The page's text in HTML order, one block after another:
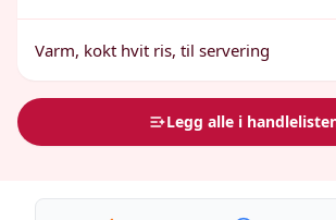
Varm, kokt hvit ris, til servering
Legg alle i